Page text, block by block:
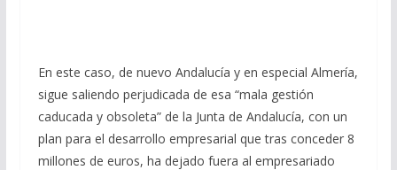
En este caso, de nuevo Andalucía y en especial Almería,
sigue saliendo perjudicada de esa “mala gestión
caducada y obsoleta” de la Junta de Andalucía, con un
plan para el desarrollo empresarial que tras conceder 8
millones de euros, ha dejado fuera al empresariado